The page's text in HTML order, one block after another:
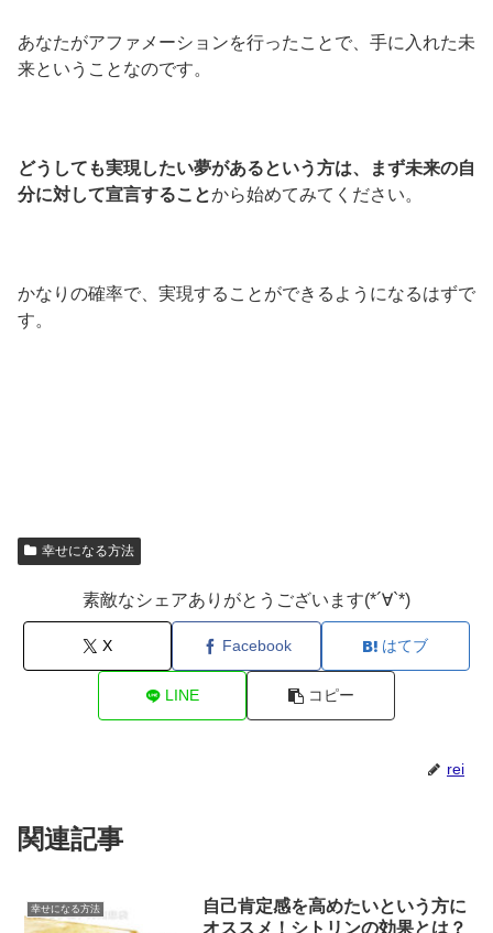
あなたがアファメーションを行ったことで、手に入れた未
来ということなのです。
どうしても実現したい夢があるという方は、まず未来の自
分に対して宣言することから始めてみてください。
かなりの確率で、実現することができるようになるはずで
す。
幸せになる方法
素敵なシェアありがとうございます(*´∀`*)
X Facebook はてブ
LINE コピー
rei
関連記事
幸せになる方法
自己肯定感を高めたいという方に
オススメ！シトリンの効果とは？